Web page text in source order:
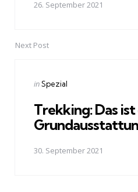
26. September 2021
Next Post
Posted
inSpezial
Trekking: Das
30. September 2021